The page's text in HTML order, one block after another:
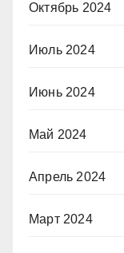
Октябрь 2024
Июль 2024
Июнь 2024
Май 2024
Апрель 2024
Март 2024